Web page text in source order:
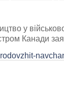
у
Канади